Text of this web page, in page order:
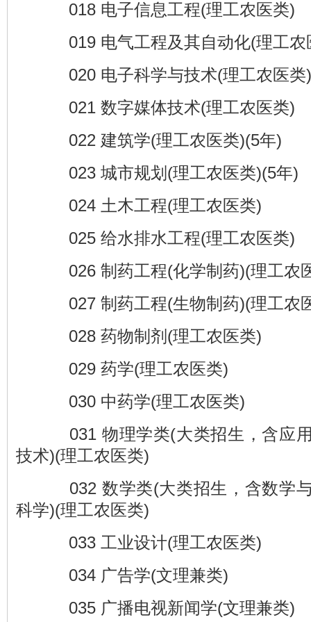
018 电子信息工程(理工农医类)
019 电气工程及其自动化(理工农
020 电子科学与技术(理工农医类)
021 数字媒体技术(理工农医类)
022 建筑学(理工农医类)(5年)
023 城市规划(理工农医类)(5年)
024 土木工程(理工农医类)
025 给水排水工程(理工农医类)
026 制药工程(化学制药)(理工农
027 制药工程(生物制药)(理工农
028 药物制剂(理工农医类)
029 药学(理工农医类)
030 中药学(理工农医类)
031 物理学类(大类招生，含应用
技术)(理工农医类)
032 数学类(大类招生，含数学与
科学)(理工农医类)
033 工业设计(理工农医类)
034 广告学(文理兼类)
035 广播电视新闻学(文理兼类)